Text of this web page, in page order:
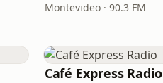
Montevideo · 90.3 FM
Café Express Radio